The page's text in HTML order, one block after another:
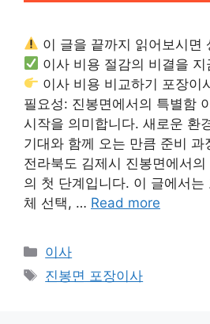
이 글을 끝까지 읽어보시면
이사 비용 절감의 비결을
이사 비용 비교하기 포장이
필요성: 진봉면에서의 특별함
시작을 의미합니다. 새로운 환
기대와 함께 오는 만큼 준비 과
전라북도 김제시 진봉면에서
의 첫 단계입니다. 이 글에서는
체 선택, … Read more
카
테
이사
태
진봉면 포장이사